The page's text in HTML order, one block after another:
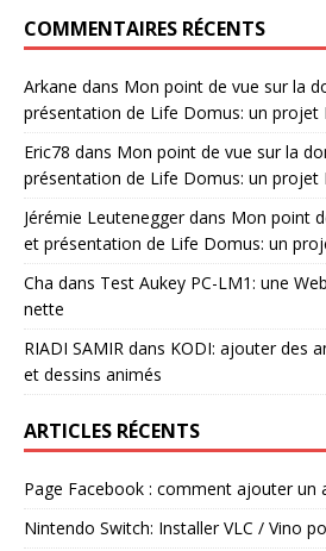
COMMENTAIRES RÉCENTS
Arkane dans Mon point de vue sur la
présentation de Life Domus: un projet
Eric78 dans Mon point de vue sur la
présentation de Life Domus: un projet
Jérémie Leuteneggerdans Mon point
et présentation de Life Domus: un
Cha dans Test Aukey PC-LM1: une
nette
RIADI SAMIR dans KODI: ajouter des
et dessins animés
ARTICLES RÉCENTS
Page Facebook : comment ajouter un
Nintendo Switch: Installer VLC / Vino